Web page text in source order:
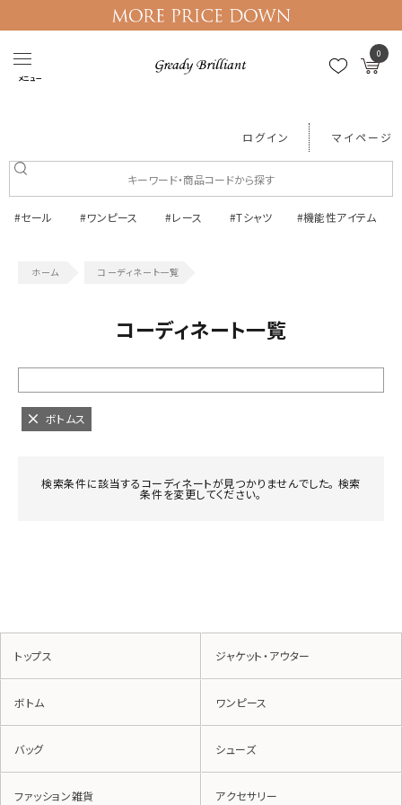
メニュー
0
ログイン マイページ
#セール #ワンピース #レース #Tシャツ #機能性アイテム
コーディネート一覧
コーディネート一覧
ボトムス
検索条件に該当するコーディネートが見つかりませんでした。 検索
条件を変更してください。
トップス ジャケット・アウター
ボトム ワンピース
バッグ シューズ
ファッション雑貨 アクセサリー